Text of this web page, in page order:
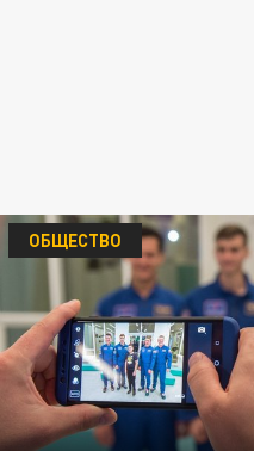
ОБЩЕСТВО